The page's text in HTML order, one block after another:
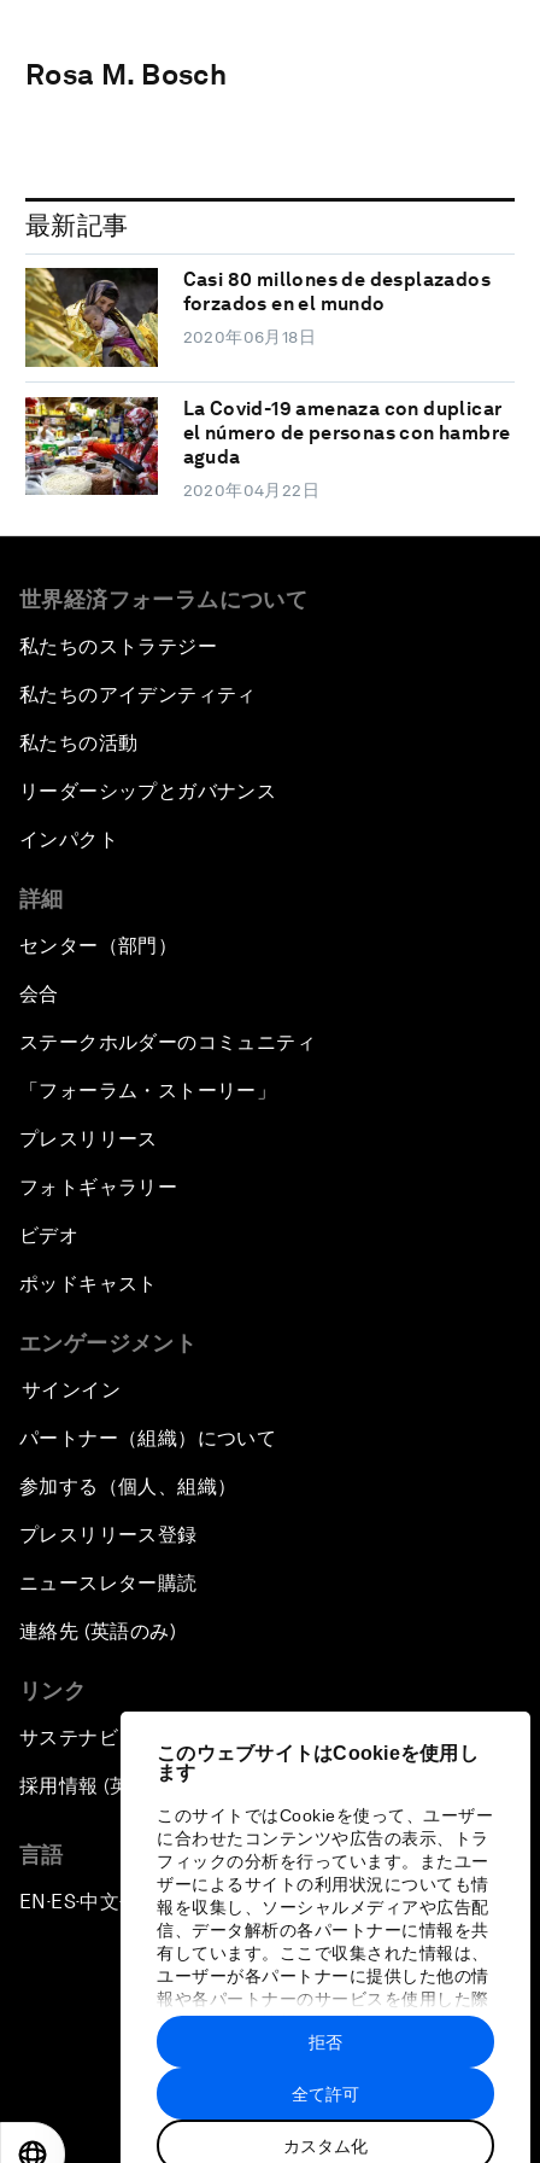
このウェブサイトはCookieを使用し
ます
このサイトではCookieを使って、ユーザー
に合わせたコンテンツや広告の表示、トラ
フィックの分析を行っています。またユー
ザーによるサイトの利用状況についても情
報を収集し、ソーシャルメディアや広告配
信、データ解析の各パートナーに情報を共
有しています。ここで収集された情報は、
ユーザーが各パートナーに提供した他の情
報や各パートナーのサービスを使用した際
に収集された情報と組み合わされ、各パー
トナーによって使用されることがありま
す。
全て許可
カスタム化
拒否
Rosa M. Bosch
最新記事
Casi 80 millones de desplazados
forzados en el mundo
2020年06月18日
La Covid-19 amenaza con duplicar
el número de personas con hambre
aguda
2020年04月22日
世界経済フォーラムについて
私たちのストラテジー
私たちのアイデンティティ
私たちの活動
リーダーシップとガバナンス
インパクト
詳細
センター（部門）
会合
ステークホルダーのコミュニティ
「フォーラム・ストーリー」
プレスリリース
フォトギャラリー
ビデオ
ポッドキャスト
エンゲージメント
サインイン
パートナー（組織）について
参加する（個人、組織）
プレスリリース登録
ニュースレター購読
連絡先 (英語のみ)
リンク
サステナビリティへの取り組み
採用情報 (英語のみ)
言語
EN ▪ES▪中文▪ 日本語
プライバシーポリシーと利用規約
サイトマップ
©
世界経済フォーラム